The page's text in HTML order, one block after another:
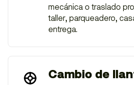
mecánica o traslado
taller, parqueadero,
entrega.
Cambio de